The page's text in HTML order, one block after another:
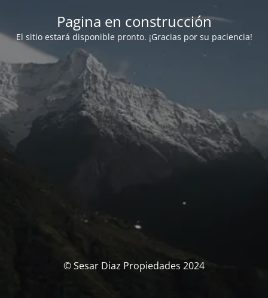
Pagina en construcción
El sitio estará disponible pronto. ¡Gracias por su paciencia!
© Sesar Diaz Propiedades 2024